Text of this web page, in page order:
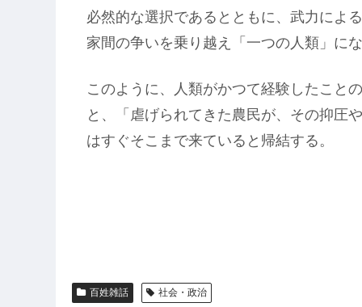
必然的な選択であるとともに、武力によ
家間の争いを乗り越え「一つの人類」に
このように、人類がかつて経験したこと
と、「虐げられてきた農民が、その抑圧
はすぐそこまで来ていると帰結する。
百姓雑話 社会・政治